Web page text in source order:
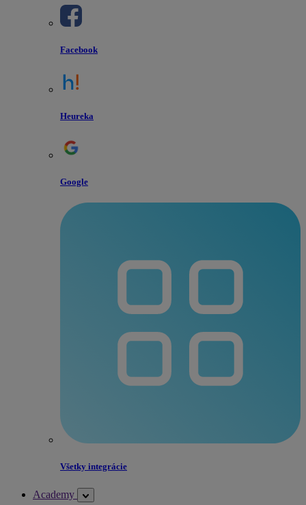
Facebook
Heureka
Google
Všetky integrácie
Academy